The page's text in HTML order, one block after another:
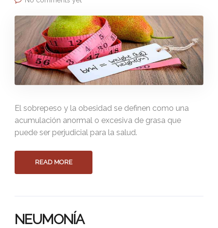
El sobrepeso y la obesidad se definen como una
acumulación anormal o excesiva de grasa que
puede ser perjudicial para la salud.
READ MORE
NEUMONÍA